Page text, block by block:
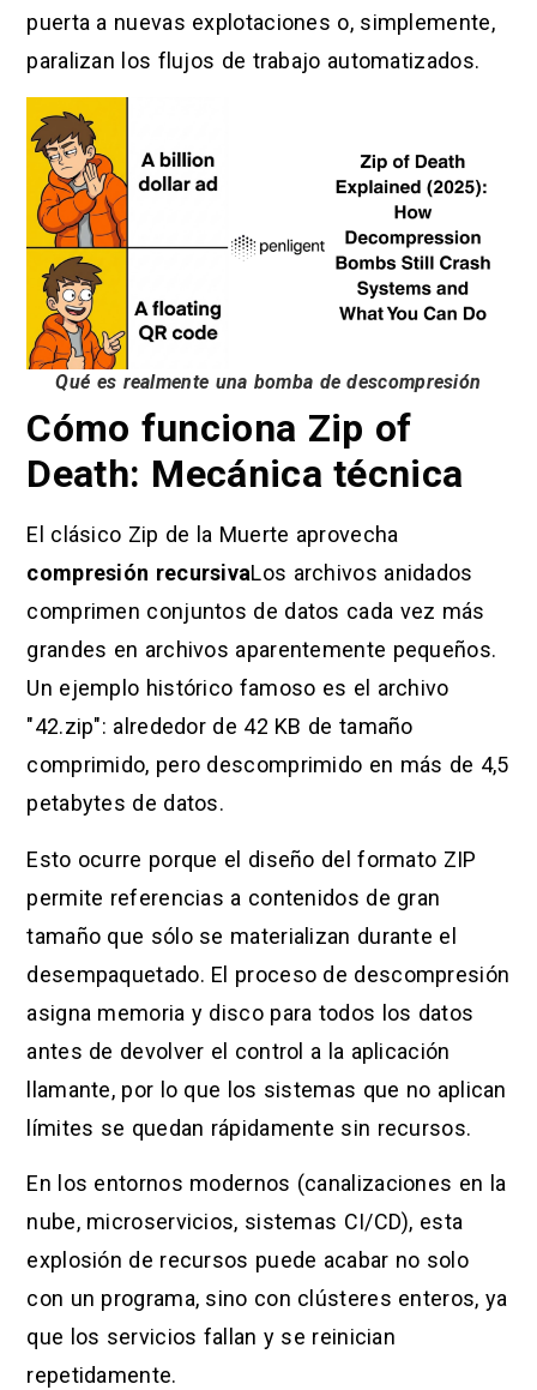
puerta a nuevas explotaciones o, simplemente,
paralizan los flujos de trabajo automatizados.
Qué es realmente una bomba de descompresión
Cómo funciona Zip of
Death: Mecánica técnica
El clásico Zip de la Muerte aprovecha
compresión recursivaLos archivos anidados
comprimen conjuntos de datos cada vez más
grandes en archivos aparentemente pequeños.
Un ejemplo histórico famoso es el archivo
"42.zip": alrededor de 42 KB de tamaño
comprimido, pero descomprimido en más de 4,5
petabytes de datos.
Esto ocurre porque el diseño del formato ZIP
permite referencias a contenidos de gran
tamaño que sólo se materializan durante el
desempaquetado. El proceso de descompresión
asigna memoria y disco para todos los datos
antes de devolver el control a la aplicación
llamante, por lo que los sistemas que no aplican
límites se quedan rápidamente sin recursos.
En los entornos modernos (canalizaciones en la
nube, microservicios, sistemas CI/CD), esta
explosión de recursos puede acabar no solo
con un programa, sino con clústeres enteros, ya
que los servicios fallan y se reinician
repetidamente.